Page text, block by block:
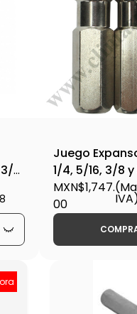
4,
8
Juego
1/4, 5/16, 3/8
5576 - 60476
MXN$1,747.
00